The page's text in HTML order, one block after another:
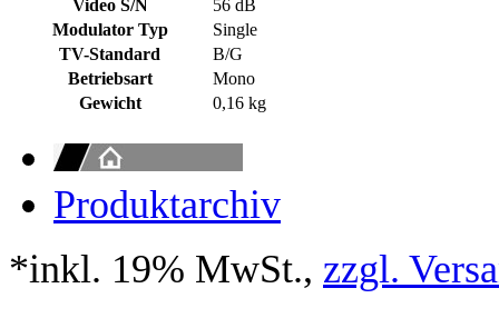
Video S/N
56 dB
Modulator Typ
Single
TV-Standard
B/G
Betriebsart
Mono
Gewicht
0,16 kg
Produktarchiv
*inkl. 19% MwSt., zzgl.